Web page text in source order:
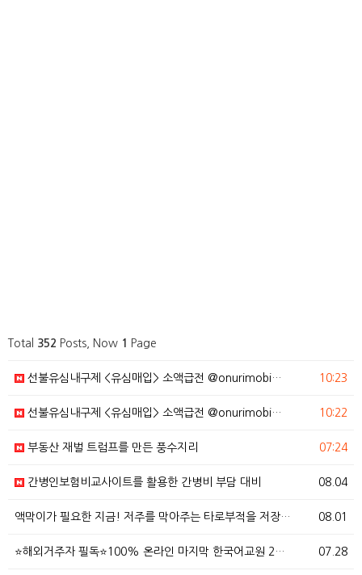
Total 352 Posts, Now 1 Page
10:23
선불유심내구제 <유심매입> 소액급전 @onurimobi…
10:22
선불유심내구제 <유심매입> 소액급전 @onurimobi…
07:24
부동산 재벌 트럼프를 만든 풍수지리
08.04
간병인보험비교사이트를 활용한 간병비 부담 대비
08.01
액막이가 필요한 지금! 저주를 막아주는 타로부적을 저장…
07.28
⭐해외거주자 필독⭐100% 온라인 마지막 한국어교원 2…